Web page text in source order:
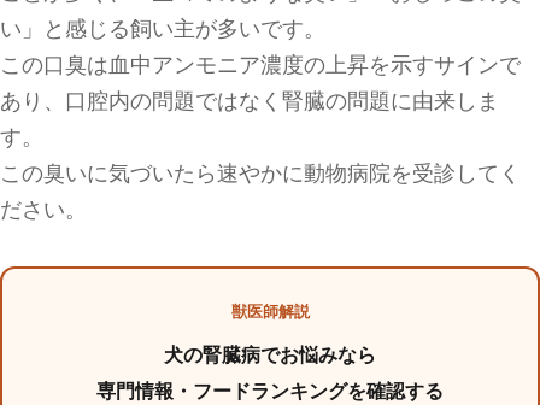
い」と感じる飼い主が多いです。
この口臭は血中アンモニア濃度の上昇を示すサインで
あり、口腔内の問題ではなく腎臓の問題に由来しま
す。
この臭いに気づいたら速やかに動物病院を受診してく
ださい。
獣医師解説
犬の腎臓病でお悩みなら
専門情報・フードランキングを確認する